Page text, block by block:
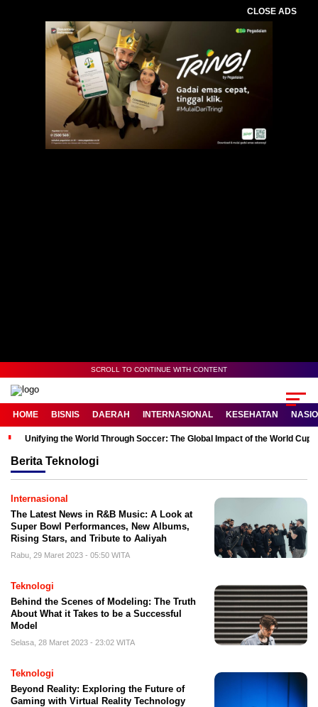
CLOSE ADS
SCROLL TO CONTINUE WITH CONTENT
HOME BISNIS DAERAH INTERNASIONAL KESEHATAN
Unifying the World Through Soccer: The Global Impact of the World Cup
Berita Teknologi
Internasional
The Latest News in R&B Music: A Look at
Super Bowl Performances, New Albums,
Rising Stars, and Tribute to Aaliyah
Rabu, 29 Maret 2023 - 05:50 WITA
Teknologi
Behind the Scenes of Modeling: The Truth
About What it Takes to be a Successful
Model
Selasa, 28 Maret 2023 - 23:02 WITA
Teknologi
Beyond Reality: Exploring the Future of
Gaming with Virtual Reality Technology